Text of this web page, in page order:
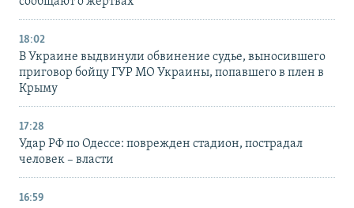
18:02
В Украине выдвинули обвинение судье, выносившего
приговор бойцу ГУР МО Украины, попавшего в плен в
Крыму
17:28
Удар РФ по Одессе: поврежден стадион, пострадал
человек – власти
16:59